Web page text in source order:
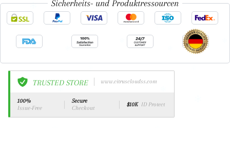
Sicherheits- und Produktressourcen
TRUSTED STORE www.citruscloudss.com
100%
Issue-Free
Secure
Checkout
$10K ID Protect